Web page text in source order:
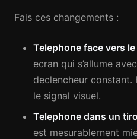
Fais ces changements :
Telephone face vers
ecran qui s’allume
declencheur constant.
le signal visuel.
Telephone dans un
est mesurablernent